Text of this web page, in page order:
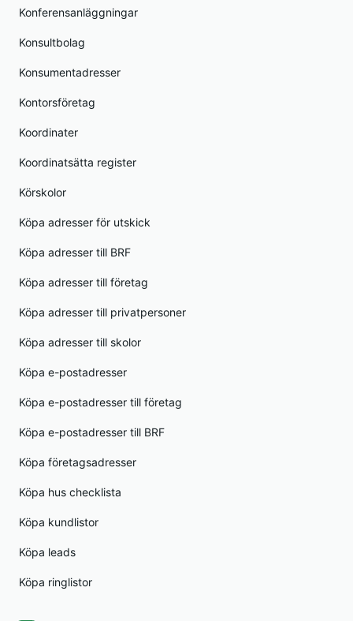
Konferensanläggningar
Konsultbolag
Konsumentadresser
Kontorsföretag
Koordinater
Koordinatsätta register
Körskolor
Köpa adresser för utskick
Köpa adresser till BRF
Köpa adresser till företag
Köpa adresser till privatpersoner
Köpa adresser till skolor
Köpa e-postadresser
Köpa e-postadresser till företag
Köpa e-postadresser till BRF
Köpa företagsadresser
Köpa hus checklista
Köpa kundlistor
Köpa leads
Köpa ringlistor